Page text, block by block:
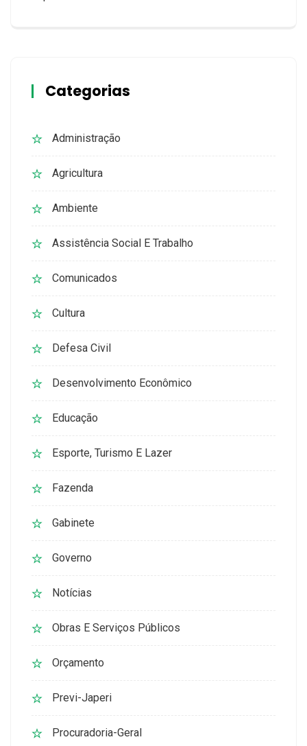
Categorias
Administração
Agricultura
Ambiente
Assistência Social E Trabalho
Comunicados
Cultura
Defesa Civil
Desenvolvimento Econômico
Educação
Esporte, Turismo E Lazer
Fazenda
Gabinete
Governo
Notícias
Obras E Serviços Públicos
Orçamento
Previ-Japeri
Procuradoria-Geral